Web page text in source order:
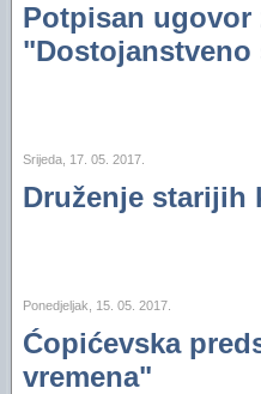
Potpisan ugovor
"Dostojanstveno
Srijeda, 17. 05. 2017.
Druženje starijih
Ponedjeljak, 15. 05. 2017.
Ćopićevska
vremena"